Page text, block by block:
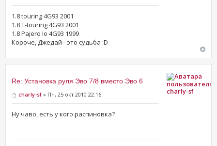
1.8 touring 4G93 2001
1.8 T-touring 4G93 2001
1.8 Pajero Io 4G93 1999
Короче, Джедай - это судьба :D
Re: Установка руля Эво 7/8 вместо Эво 6
charly-sf » Пн, 25 окт 2010 22:16
Ну чаво, есть у кого распиновка?
charly-sf